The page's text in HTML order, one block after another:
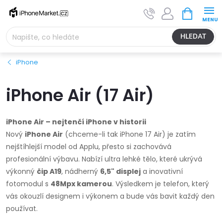
Přejít
obsah
HLEDAT
NÁKUPNÍ
KOŠÍK
iPhone
iPhone Air (17 Air)
iPhone Air – nejtenčí iPhone v historii
Nový iPhone Air (chceme-li tak iPhone 17 Air) je zatím
nejštíhlejší model od Applu, přesto si zachovává
profesionální výbavu. Nabízí ultra lehké tělo, které ukrývá
výkonný čip A19, nádherný 6,5" displej a inovativní
fotomodul s 48Mpx kamerou. Výsledkem je telefon, který
vás okouzlí designem i výkonem a bude vás bavit každý den
používat.